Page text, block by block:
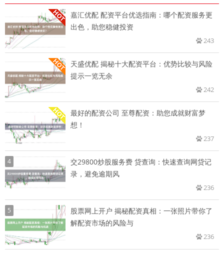
嘉汇优配 配资平台优选指南：哪个配资服务更
出色，助您稳健投资
243
天盛优配 揭秘十大配资平台：优势比较与风险
提示一览无余
242
最好的配资公司 至尊配资：助您成就财富梦
想！
237
4
交29800炒股服务费 贷查询：快速查询网贷记
录，避免逾期风
236
5
股票网上开户 揭秘配资真相：一张照片带你了
解配资市场的风险与
236